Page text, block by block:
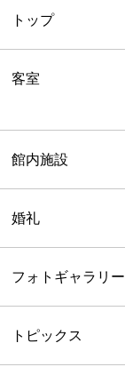
トップ
客室
館内施設
婚礼
フォトギャラリー
トピックス